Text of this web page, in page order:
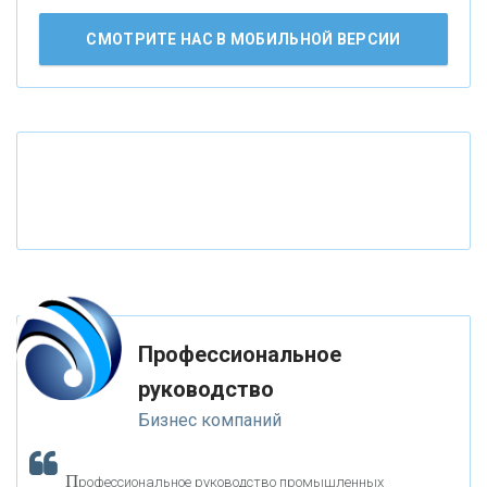
АО «КРЕДИТ ЕВРОПА БАНК»
«ФК ОТКРЫТИЕ»
«ЗАПСИБКОМБАНК»
«РОСЕВРОБАНК»
СМОТРИТЕ НАС В МОБИЛЬНОЙ ВЕРСИИ
Профессиональное
руководство
Бизнес компаний
Профессиональное руководство промышленных